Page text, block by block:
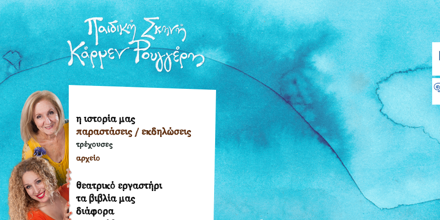
η ιστορία μας
παραστάσεις / εκδηλώσεις
τρέχουσες
αρχείο
θεατρικό εργαστήρι
τα βιβλία μας
διάφορα
η
ιστορία
μας
παραστάσεις
/
εκδηλώσεις
τρέχουσες
αρχείο